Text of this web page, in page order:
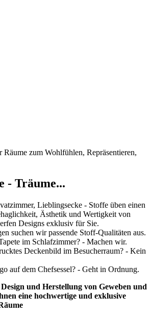
zum Wohlfühlen, Repräsentieren,
- Träume...
Lieblingsecke - Stoffe üben einen
Ästhetik und Wertigkeit von
Designs exklusiv für Sie.
suchen wir passende Stoff-Qualitäten aus.
im Schlafzimmer? - Machen wir.
Deckenbild im Besucherraum? - Kein
auf dem Chefsessel? - Geht in Ordnung.
und Herstellung von Geweben und
eine hochwertige und exklusive